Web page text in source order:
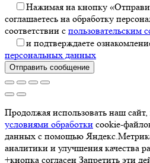
Нажимая на кнопку
соглашаетесь на обработку
соответствии с пользовательским
и подтверждаете
персональных данных
Отправить сообщение
Продолжая использовать наш сайт,
условиями обработки cookie-
данных с помощью
аналитики и улучшения качества
+кнопка согласен Запретить эти